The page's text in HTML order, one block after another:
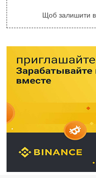
Щоб залишити